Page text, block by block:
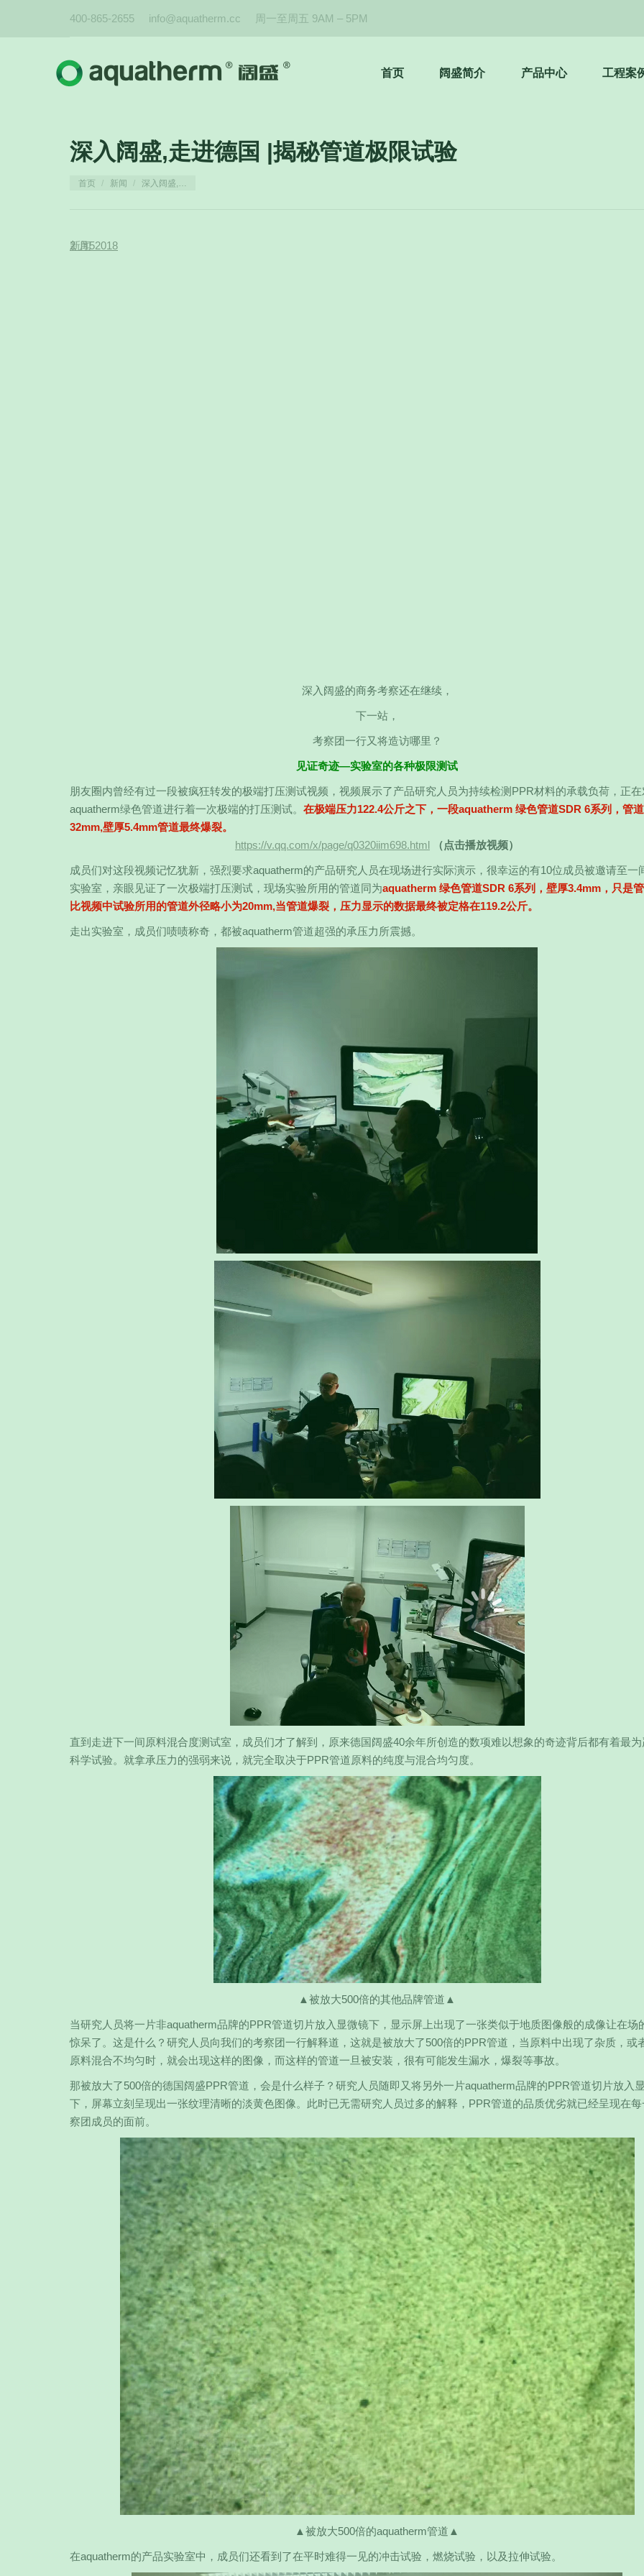
400-865-2655 info@aquatherm.cc 周一至周五 9AM – 5PM
首页 阔盛简介 产品中心 工程案
深入阔盛,走进德国 |揭秘管道极限试验
您在这里：
首页 新闻 深入阔盛,…
2 月52018
新闻
深入阔盛的商务考察还在继续，
下一站，
考察团一行又将造访哪里？
见证奇迹—实验室的各种极限测试
朋友圈内曾经有过一段被疯狂转发的极端打压测试视频，视频展示了产品研究人员为持续检测PPR材料的承载负荷，正
aquatherm绿色管道进行着一次极端的打压测试。 在极端压力122.4公斤之下，一段aquatherm 绿色管道SDR 6系列，管
32mm,壁厚5.4mm管道最终爆裂。
https://v.qq.com/x/page/q0320iim698.html
（点击播放视频）
成员们对这段视频记忆犹新，强烈要求aquatherm的产品研究人员在现场进行实际演示，很幸运的有10位成员被邀请至一
实验室，亲眼见证了一次极端打压测试，现场实验所用的管道同为aquatherm 绿色管道SDR 6系列，壁厚3.4mm，只是
比视频中试验所用的管道外径略小为20mm,当管道爆裂，压力显示的数据最终被定格在119.2公斤。
走出实验室，成员们啧啧称奇，都被aquatherm管道超强的承压力所震撼。
直到走进下一间原料混合度测试室，成员们才了解到，原来德国阔盛40余年所创造的数项难以想象的奇迹背后都有着最
科学试验。就拿承压力的强弱来说，就完全取决于PPR管道原料的纯度与混合均匀度。
▲被放大500倍的其他品牌管道▲
当研究人员将一片非aquatherm品牌的PPR管道切片放入显微镜下，显示屏上出现了一张类似于地质图像般的成像让在场
惊呆了。这是什么？研究人员向我们的考察团一行解释道，这就是被放大了500倍的PPR管道，当原料中出现了杂质，或
原料混合不均匀时，就会出现这样的图像，而这样的管道一旦被安装，很有可能发生漏水，爆裂等事故。
那被放大了500倍的德国阔盛PPR管道，会是什么样子？研究人员随即又将另外一片aquatherm品牌的PPR管道切片放入
下，屏幕立刻呈现出一张纹理清晰的淡黄色图像。此时已无需研究人员过多的解释，PPR管道的品质优劣就已经呈现在
察团成员的面前。
▲被放大500倍的aquatherm管道▲
在aquatherm的产品实验室中，成员们还看到了在平时难得一见的冲击试验，燃烧试验，以及拉伸试验。